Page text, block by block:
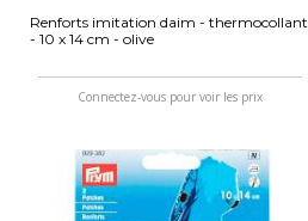
Renforts imitation daim - thermocollant
- 10 x 14 cm - olive
Connectez-vous pour voir les prix